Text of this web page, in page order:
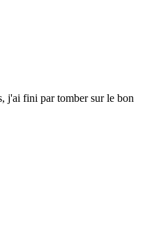
j'ai fini par tomber sur le bon